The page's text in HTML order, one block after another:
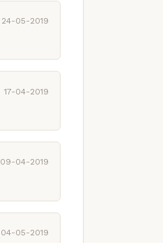
24-05-2019
17-04-2019
09-04-2019
04-05-2019